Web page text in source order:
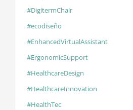
#DigitermChair
#ecodiseño
#EnhancedVirtualAssistant
#ErgonomicSupport
#HealthcareDesign
#HealthcareInnovation
#HealthTec